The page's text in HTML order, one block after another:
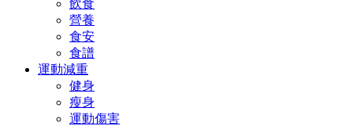
飲食
營養
食安
食譜
運動減重
健身
瘦身
運動傷害